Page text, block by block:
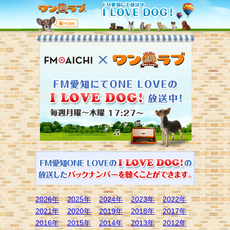
2026年 2025年 2024年 2023年
2022年
2021年
2020年 2019年 2018年
2017年
2016年
2015年 2014年 2013年
2012年